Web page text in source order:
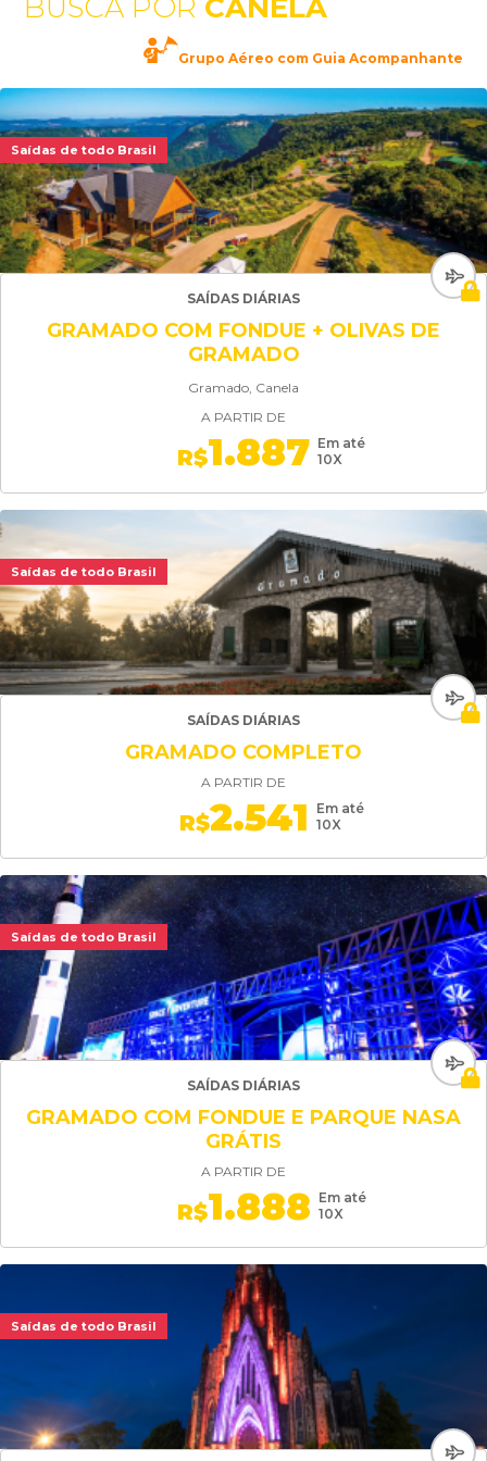
BUSCA POR CANELA
Grupo Aéreo com Guia Acompanhante
Saídas de todo Brasil
SAÍDAS DIÁRIAS
GRAMADO COM FONDUE + OLIVAS DE
GRAMADO
Gramado, Canela
A PARTIR DE
R$1.887 Em até
10X
Saídas de todo Brasil
SAÍDAS DIÁRIAS
GRAMADO COMPLETO
A PARTIR DE
R$2.541
Em até
10X
Saídas de todo Brasil
SAÍDAS DIÁRIAS
GRAMADO COM FONDUE E PARQUE NASA
GRÁTIS
A PARTIR DE
R$1.888 Em até
10X
Saídas de todo Brasil